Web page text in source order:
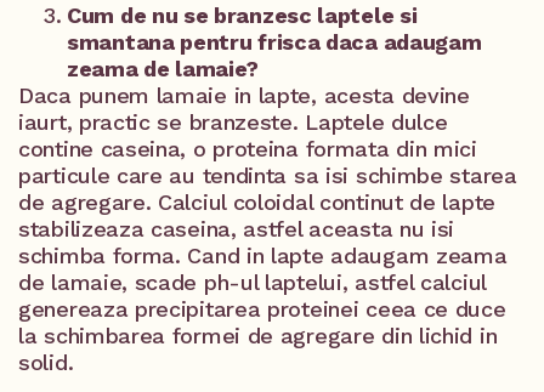
Cum de nu se branzesc laptele si
smantana pentru frisca daca adaugam
zeama de lamaie?
Daca punem lamaie in lapte, acesta devine
iaurt, practic se branzeste. Laptele dulce
contine caseina, o proteina formata din mici
particule care au tendinta sa isi schimbe starea
de agregare. Calciul coloidal continut de lapte
stabilizeaza caseina, astfel aceasta nu isi
schimba forma. Cand in lapte adaugam zeama
de lamaie, scade ph-ul laptelui, astfel calciul
genereaza precipitarea proteinei ceea ce duce
la schimbarea formei de agregare din lichid in
solid.